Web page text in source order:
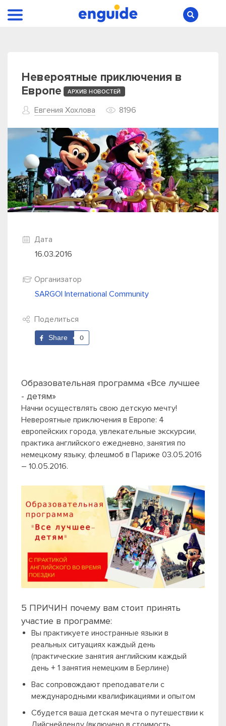
Невероятные приключения в
Европе
АРХИВ НОВОСТЕЙ
Евгения Хохлова 8196
Дата
16.03.2016
Организатор
SARGOI International Community
Поделиться
Share 0
Образовательная программа «Все лучшее
- детям»
Начни осуществлять свою детскую мечту!
Невероятные приключения в Европе: 4
европейских города, увлекательные экскурсии,
практика английского ежедневно, занятия по
немецкому языку, флешмоб в Париже 03.05.2016
– 10.05.2016.
5 ПРИЧИН почему вам стоит принять
участие в программе:
Вы практикуете иностранные языки в
реальных ситуациях каждый день
(практические занятия английским каждый
день + 1 занятия немецким в Берлине)
Вас сопровождают преподаватели с
международными квалификациями и опытом
Сбудется ваша детская мечта о путешествии к